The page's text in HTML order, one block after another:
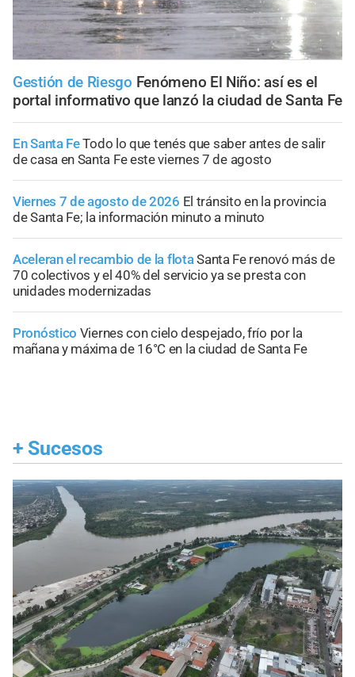
Gestión de Riesgo Fenómeno El Niño: así es el
portal informativo que lanzó la ciudad de Santa Fe
En Santa FeTodo lo que tenés que saber antes de salir
de casa en Santa Fe este viernes 7 de agosto
Viernes 7 de agosto de 2026 El tránsito en la provincia
de Santa Fe; la información minuto a minuto
Aceleran el recambio de la flotaSanta Fe renovó más de
70 colectivos y el 40% del servicio ya se presta con
unidades modernizadas
Pronóstico Viernes con cielo despejado, frío por la
mañana y máxima de 16°C en la ciudad de Santa Fe
+ Sucesos